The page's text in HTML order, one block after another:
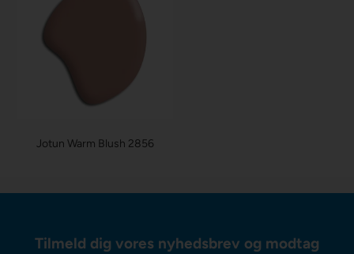
Jotun Warm Blush 2856
Tilmeld dig vores nyhedsbrev og modtag